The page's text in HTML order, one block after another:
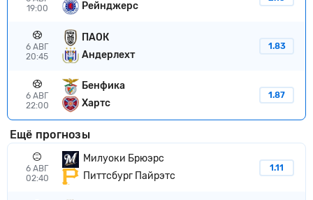
19:00
Рейнджерс
6 АВГ
20:45
ПАОК
Андерлехт
1.83
6 АВГ
22:00
Бенфика
Хартс
1.87
Ещё прогнозы
6 АВГ
02:40
Милуоки Бpюэpc
Питтсбург Пайрэтс
1.11